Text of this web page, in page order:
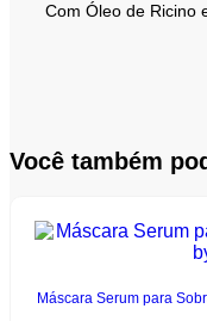
Com Óleo de Ricino
Você também
Máscara Serum para